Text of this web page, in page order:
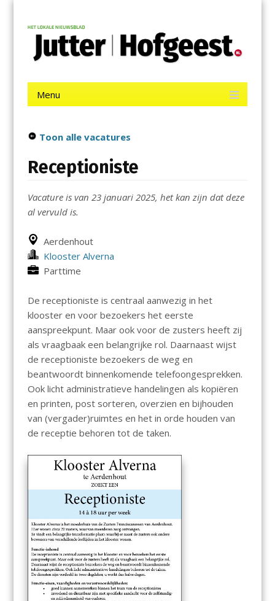
contentJutter | Hofgeest
Menu
Toon alle vacatures
Receptioniste
Vacature is van 23 januari 2025, het kan zijn dat deze
al vervuld is.
Aerdenhout
Klooster Alverna
Parttime
De receptioniste is centraal aanwezig in het
klooster en voor bezoekers het eerste
aanspreekpunt. Maar ook voor de zusters heeft zij
als vraagbaak een belangrijke rol. Daarnaast wijst
de receptioniste bezoekers de weg en
beantwoordt binnenkomende telefoongesprekken.
Ook licht administratieve handelingen als kopiëren
en printen, post sorteren, overzien en bijhouden
van (vergader)ruimtes en het in orde houden van
de receptie behoren tot de taken.